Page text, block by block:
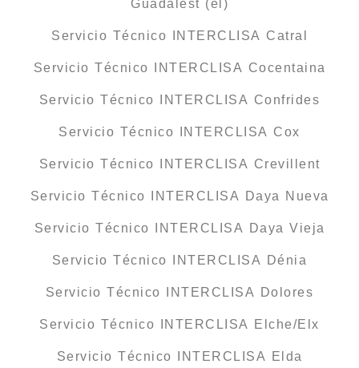
Guadalest (el)
Servicio Técnico INTERCLISA Catral
Servicio Técnico INTERCLISA Cocentaina
Servicio Técnico INTERCLISA Confrides
Servicio Técnico INTERCLISA Cox
Servicio Técnico INTERCLISA Crevillent
Servicio Técnico INTERCLISA Daya Nueva
Servicio Técnico INTERCLISA Daya Vieja
Servicio Técnico INTERCLISA Dénia
Servicio Técnico INTERCLISA Dolores
Servicio Técnico INTERCLISA Elche/Elx
Servicio Técnico INTERCLISA Elda